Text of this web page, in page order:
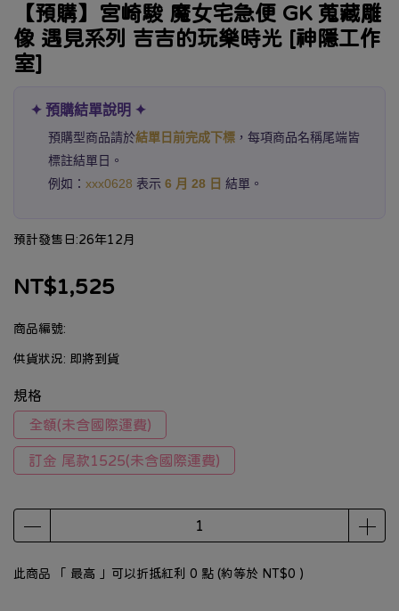
【預購】宮崎駿 魔女宅急便 GK 蒐藏雕
像 遇見系列 吉吉的玩樂時光 [神隱工作
室]
✦ 預購結單說明 ✦
預購型商品請於結單日前完成下標 ，每項商品名稱尾端皆
標註結單日。
例如： xxx0628 表示 6 月 28 日 結單。
預計發售日:26年12月
NT$1,525
商品編號:
供貨狀況: 即將到貨
規格
全額(未含國際運費)
訂金 尾款1525(未含國際運費)
此商品 「 最高 」可以折抵紅利 0 點 (約等於 NT$0 )